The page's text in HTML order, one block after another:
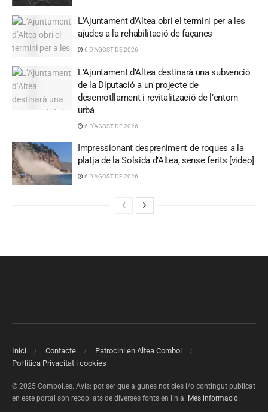
L’Ajuntament d’Altea obri el termini per a les
ajudes a la rehabilitació de façanes
6 D'AGOST DE 2026
L’Ajuntament d’Altea destinarà una subvenció
de la Diputació a un projecte de
desenrotllament i revitalització de l’entorn
urbà
6 D'AGOST DE 2026
Impressionant despreniment de roques a la
platja de la Solsida d’Altea, sense ferits [video]
6 D'AGOST DE 2026
Inici Contacte
Patrocini en Altea Comboi
Pol·lítica Privacitat i cookies
© 2025 Comboi.es. Avís: pot ser que algunes notícies i/o contingut publicat
en este portal són recopilats de diverses fonts en línia. Més informació.